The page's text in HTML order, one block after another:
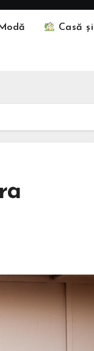
Casă